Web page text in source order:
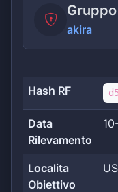
akira
Hash RF
Data
Rilevamento
Localita
Obiettivo